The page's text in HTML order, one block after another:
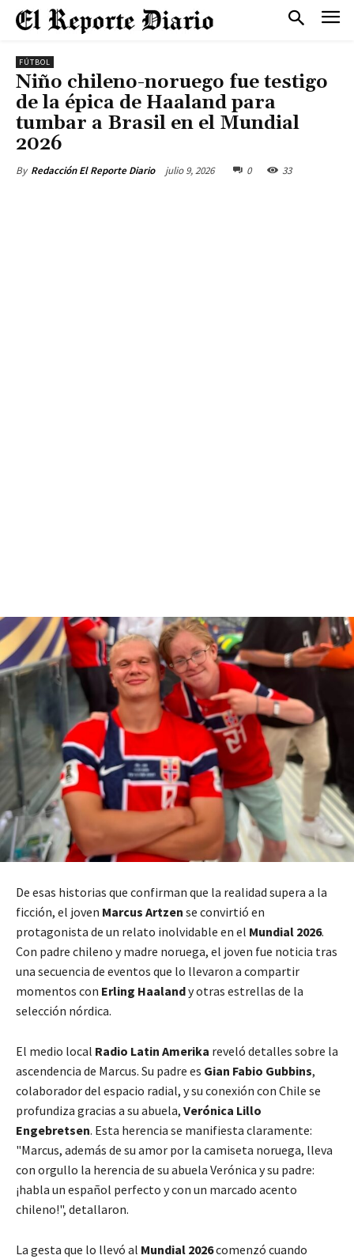
FÚTBOL
Niño chileno-noruego fue testigo
de la épica de Haaland para
tumbar a Brasil en el Mundial
2026
By Redacción El Reporte Diario julio 9, 2026 0 33
De esas historias que confirman que la realidad supera a la
ficción, el joven Marcus Artzen se convirtió en
protagonista de un relato inolvidable en el Mundial 2026.
Con padre chileno y madre noruega, el joven fue noticia tras
una secuencia de eventos que lo llevaron a compartir
momentos con Erling Haalandy otras estrellas de la
selección nórdica.
El medio local Radio Latin Amerika reveló detalles sobre la
ascendencia de Marcus. Su padre es Gian Fabio Gubbins,
colaborador del espacio radial, y su conexión con Chile se
profundiza gracias a su abuela, Verónica Lillo
Engebretsen. Esta herencia se manifiesta claramente:
"Marcus, además de su amor por la camiseta noruega, lleva
con orgullo la herencia de su abuela Verónica y su padre:
¡habla un español perfecto y con un marcado acento
chileno!", detallaron.
La gesta que lo llevó al Mundial 2026comenzó cuando